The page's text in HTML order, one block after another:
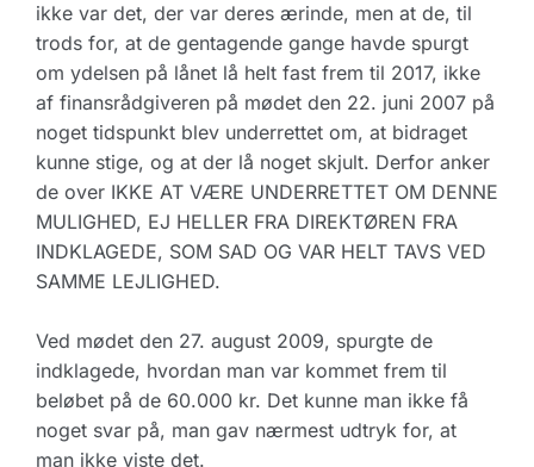
ikke var det, der var deres ærinde, men at de, til
trods for, at de gentagende gange havde spurgt
om ydelsen på lånet lå helt fast frem til 2017, ikke
af finansrådgiveren på mødet den 22. juni 2007 på
noget tidspunkt blev underrettet om, at bidraget
kunne stige, og at der lå noget skjult. Derfor anker
de over IKKE AT VÆRE UNDERRETTET OM DENNE
MULIGHED, EJ HELLER FRA DIREKTØREN FRA
INDKLAGEDE, SOM SAD OG VAR HELT TAVS VED
SAMME LEJLIGHED.
Ved mødet den 27. august 2009, spurgte de
indklagede, hvordan man var kommet frem til
beløbet på de 60.000 kr. Det kunne man ikke få
noget svar på, man gav nærmest udtryk for, at
man ikke viste det.